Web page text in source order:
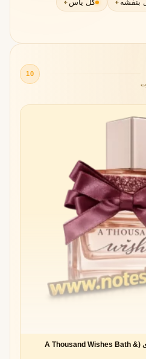
بنفشه گل یاس
10
عطر ادکلن توزند ویشز بث اند بادی (A Thousand Wishes Bath &